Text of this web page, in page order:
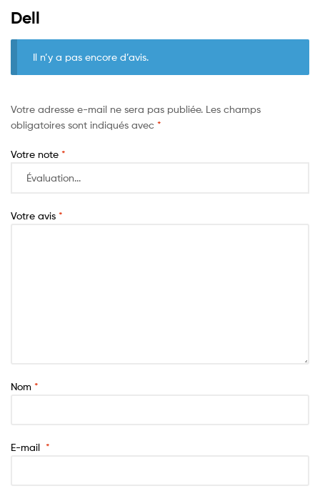
Dell
Il n’y a pas encore d’avis.
Votre adresse e-mail ne sera pas publiée. Les champs
obligatoires sont indiqués avec *
Votre note *
Votre avis *
Nom *
E-mail *